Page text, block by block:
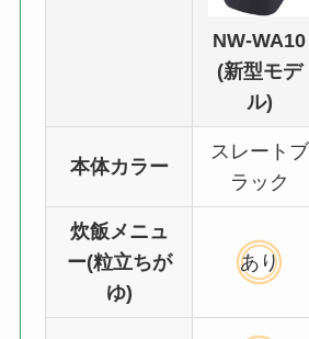
NW-WA10
(新型モデ
ル)
本体カラー
スレートブ
ラック
炊飯メニュ
ー(粒立ちが
ゆ)
あり